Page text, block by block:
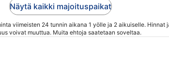
Näytä kaikki majoituspaikat
viimeisten 24 tunnin aikana 1 yölle ja 2 aikuiselle. Hinnat
voivat muuttua. Muita ehtoja saatetaan soveltaa.